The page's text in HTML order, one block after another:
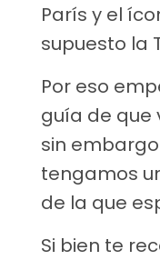
París y el
supuesto la
Por eso
guía de que
sin
tengamos
de la que
Si bien te